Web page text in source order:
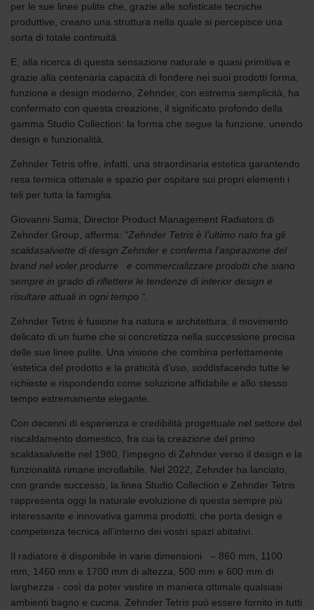
per le sue linee pulite che, grazie alle sofisticate tecniche
produttive, creano una struttura nella quale si percepisce una
sorta di totale continuità.
E, alla ricerca di questa sensazione naturale e quasi primitiva e
grazie alla centenaria capacità di fondere nei suoi prodotti forma,
funzione e design moderno, Zehnder, con estrema semplicità, ha
confermato con questa creazione, il significato profondo della
gamma Studio Collection: la forma che segue la funzione, unendo
design e funzionalità.
Zehnder Tetris offre, infatti, una straordinaria estetica garantendo
resa termica ottimale e spazio per ospitare sui propri elementi i
teli per tutta la famiglia.
Giovanni Suma, Director Product Management Radiators di
Zehnder Group, afferma: “Zehnder Tetris è l’ultimo nato fra gli
scaldasalviette di design Zehnder e conferma l’aspirazione del
brand nel voler produrre e commercializzare prodotti che siano
sempre in grado di riflettere le tendenze di interior design e
risultare attuali in ogni tempo “.
Zehnder Tetris è fusione fra natura e architettura: il movimento
delicato di un fiume che si concretizza nella successione precisa
delle sue linee pulite. Una visione che combina perfettamente
’estetica del prodotto e la praticità d’uso, soddisfacendo tutte le
richieste e rispondendo come soluzione affidabile e allo stesso
tempo estremamente elegante.
Con decenni di esperienza e credibilità progettuale nel settore del
riscaldamento domestico, fra cui la creazione del primo
scaldasalviette nel 1980, l’impegno di Zehnder verso il design e la
funzionalità rimane incrollabile. Nel 2022, Zehnder ha lanciato,
con grande successo, la linea Studio Collection e Zehnder Tetris
rappresenta oggi la naturale evoluzione di questa sempre più
interessante e innovativa gamma prodotti, che porta design e
competenza tecnica all’interno dei vostri spazi abitativi.
Il radiatore è disponibile in varie dimensioni – 860 mm, 1100
mm, 1460 mm e 1700 mm di altezza, 500 mm e 600 mm di
larghezza - così da poter vestire in maniera ottimale qualsiasi
ambienti bagno e cucina. Zehnder Tetris può essere fornito in tutti